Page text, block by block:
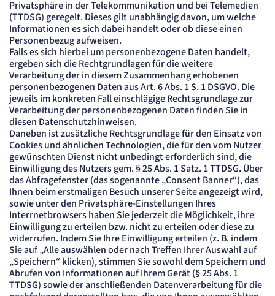
Privatsphäre in der Telekommunikation und bei Telemedien
(TTDSG) geregelt. Dieses gilt unabhängig davon, um welche
Informationen es sich dabei handelt oder ob diese einen
Personenbezug aufweisen.
Falls es sich hierbei um personenbezogene Daten handelt,
ergeben sich die Rechtgrundlagen für die weitere
Verarbeitung der in diesem Zusammenhang erhobenen
personenbezogenen Daten aus Art. 6 Abs. 1 S. 1 DSGVO. Die
jeweils im konkreten Fall einschlägige Rechtsgrundlage zur
Verarbeitung der personenbezogenen Daten finden Sie in
diesen Datenschutzhinweisen.
Daneben ist zusätzliche Rechtsgrundlage für den Einsatz von
Cookies und ähnlichen Technologien, die für den vom Nutzer
gewünschten Dienst nicht unbedingt erforderlich sind, die
Einwilligung des Nutzers gem. § 25 Abs. 1 Satz. 1 TTDSG. Über
das Abfragefenster (das sogenannte „Consent Banner“), das
Ihnen beim erstmaligen Besuch unserer Seite angezeigt wird,
sowie unter den Privatsphäre-Einstellungen Ihres
Interrnetbrowsers haben Sie jederzeit die Möglichkeit, ihre
Einwilligung zu erteilen bzw. nicht zu erteilen oder diese zu
widerrufen. Indem Sie Ihre Einwilligung erteilen (z. B. indem
Sie auf „Alle auswählen oder nach Treffen Ihrer Auswahl auf
„Speichern“ klicken), stimmen Sie sowohl dem Speichern und
Abrufen von Informationen auf Ihrem Gerät (§ 25 Abs. 1
TTDSG) sowie der anschließenden Datenverarbeitung für die